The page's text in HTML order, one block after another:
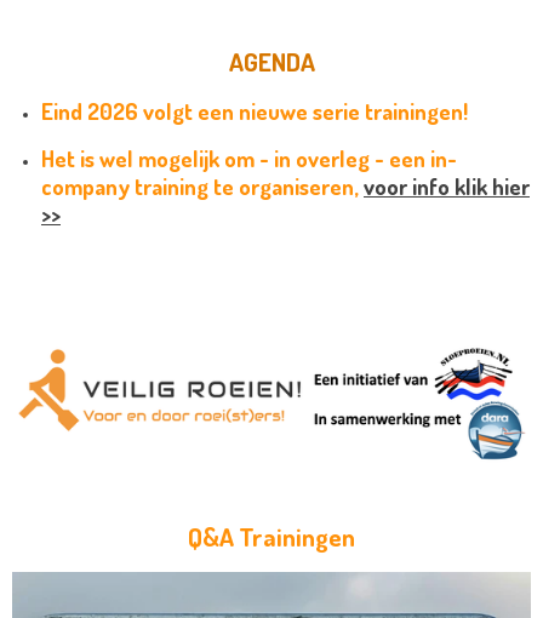
AGENDA
Eind 2026 volgt een nieuwe serie trainingen!
Het is wel mogelijk om - in overleg - een in-
company training te organiseren,voor info klik hier
>>
Q&A Trainingen